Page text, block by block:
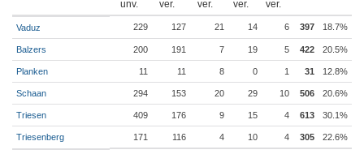
Vaduz 229 127 21 14 6 397 18.7%
Balzers 200 191 7 19 5 422 20.5%
Planken 11 11 8 0 1 31 12.8%
Schaan 294 153 20 29 10 506 20.6%
Triesen 409 176 9 15 4 613 30.1%
Triesenberg 171 116 4 10 4 305 22.6%